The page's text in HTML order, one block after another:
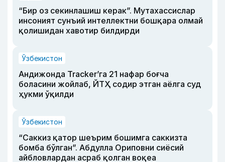
“Бир оз секинлашиш керак”. Мутахассислар
инсоният сунъий интеллектни бошқара олмай
қолишидан хавотир билдирди
Ўзбекистон
Андижонда Tracker’га 21 нафар боғча
боласини жойлаб, ЙТҲ содир этган аёлга суд
ҳукми ўқилди
Ўзбекистон
“Саккиз қатор шеърим бошимга саккизта
бомба бўлган”. Абдулла Ориповни сиёсий
айбловлардан асраб қолган воқеа